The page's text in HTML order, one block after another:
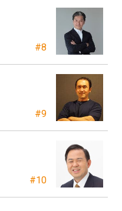
#8
#9
#10